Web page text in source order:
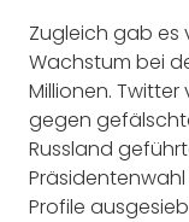
Zugleich gab es
Wachstum bei
Millionen.
gegen
Russland
Profile